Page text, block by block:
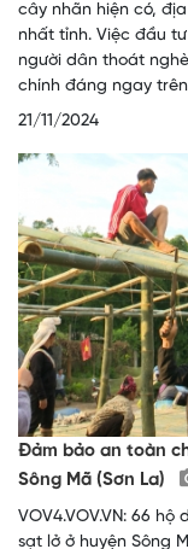
cây nhãn hiện có,
nhất tỉnh. Việc đầu
người dân thoát
chính đáng ngay
21/11/2024
Đảm bảo an toàn
Sông Mã (Sơn La)
VOV4.VOV.VN: 66
sạt lở ở huyện Sông